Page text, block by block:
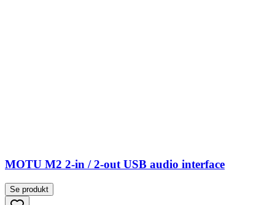
MOTU M2 2-in / 2-out USB audio interface
Se produkt